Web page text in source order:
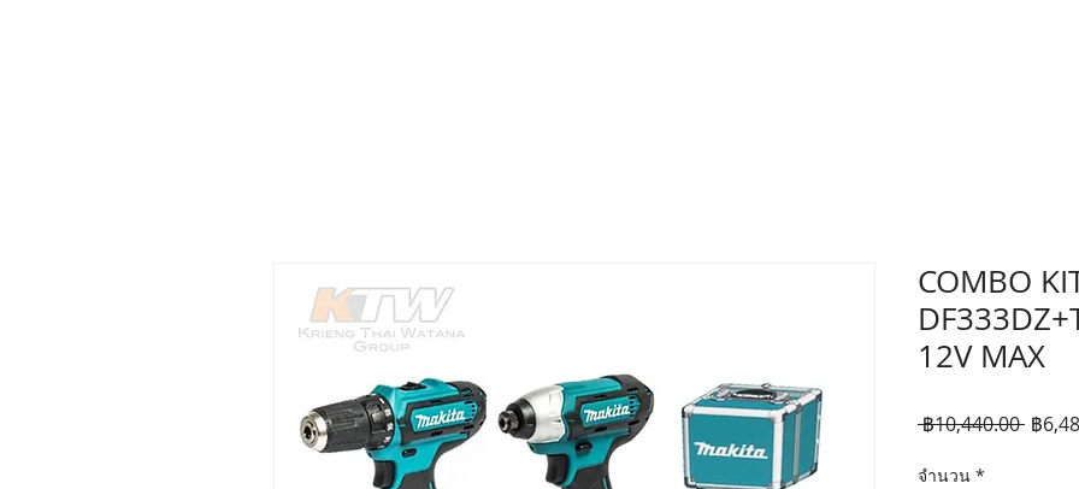
COMBO
12V MAX
฿10,440.00 ราคา
฿
จำนวน *